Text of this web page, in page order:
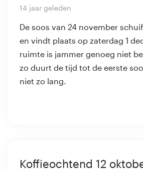
14 jaar geleden
De soos van 24 november
en vindt plaats op zaterdag 1
ruimte is jammer genoeg niet
zo duurt de tijd tot de eerste
niet zo lang.
Koffieochtend 12